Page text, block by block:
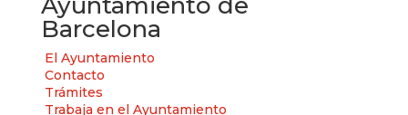
Barcelona
El Ayuntamiento
Contacto
Trámites
Trabaja en el Ayuntamiento